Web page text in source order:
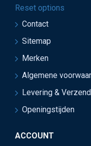
Reset options
Contact
Sitemap
Merken
Algemene
Levering &
Openingstijden
ACCOUNT